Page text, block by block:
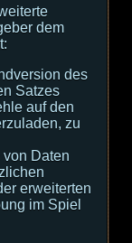
dem
des
Satzes
auf den
zu
Daten
erweiterten
im Spiel